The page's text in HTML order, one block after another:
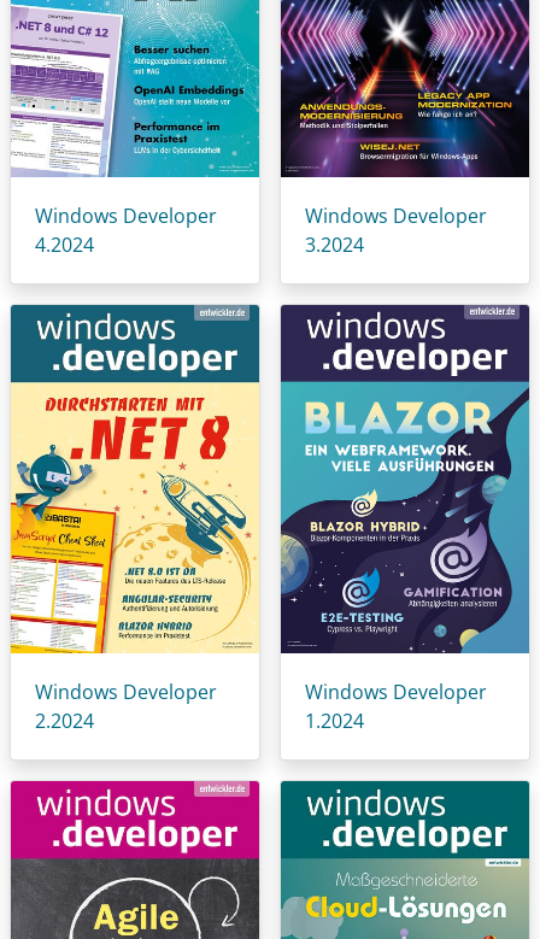
Windows Developer
4.2024
Windows Developer
3.2024
Windows Developer
2.2024
Windows Developer
1.2024